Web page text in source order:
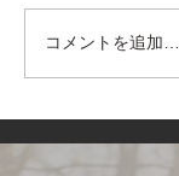
コメントを追加…